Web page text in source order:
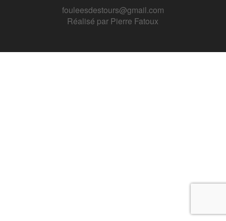
fouleesdestours@gmail.com
Réalisé par Pierre Fatoux